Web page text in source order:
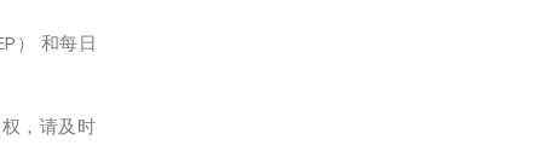
） 和每日
，请及时